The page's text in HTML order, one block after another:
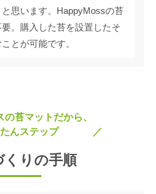
思います。HappyMossの苔
。購入した苔を設置したそ
とが可能です。
苔マットだから、
んステップ
くりの手順